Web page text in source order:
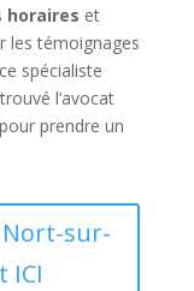
horaires et
les témoignages
spécialiste
l’avocat
prendre un
Nort-sur-
ICI